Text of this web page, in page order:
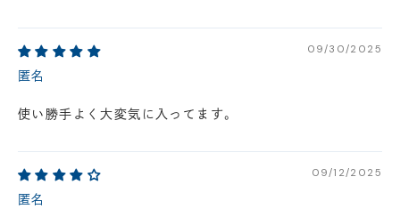
09/30/2025
匿名
使い勝手よく大変気に入ってます。
09/12/2025
匿名